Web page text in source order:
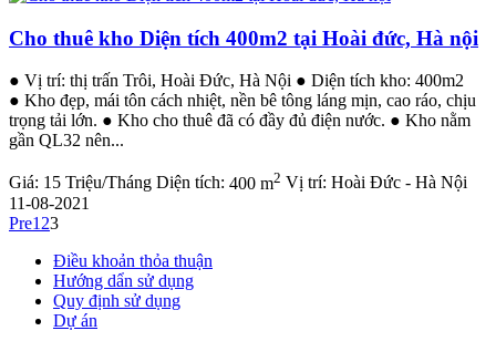
Cho thuê kho Diện tích 400m2 tại Hoài đức, Hà nội
● Vị trí: thị trấn Trôi, Hoài Đức, Hà Nội ● Diện tích kho: 400m2
● Kho đẹp, mái tôn cách nhiệt, nền bê tông láng mịn, cao ráo, chịu
trọng tải lớn. ● Kho cho thuê đã có đầy đủ điện nước. ● Kho nằm
gần QL32 nên...
Giá: 15 Triệu/Tháng Diện tích: 400 m2 Vị trí: Hoài Đức - Hà Nội
11-08-2021
Pre1 23
Điều khoản thỏa thuận
Hướng dẩn sử dụng
Quy định sử dụng
Dự án